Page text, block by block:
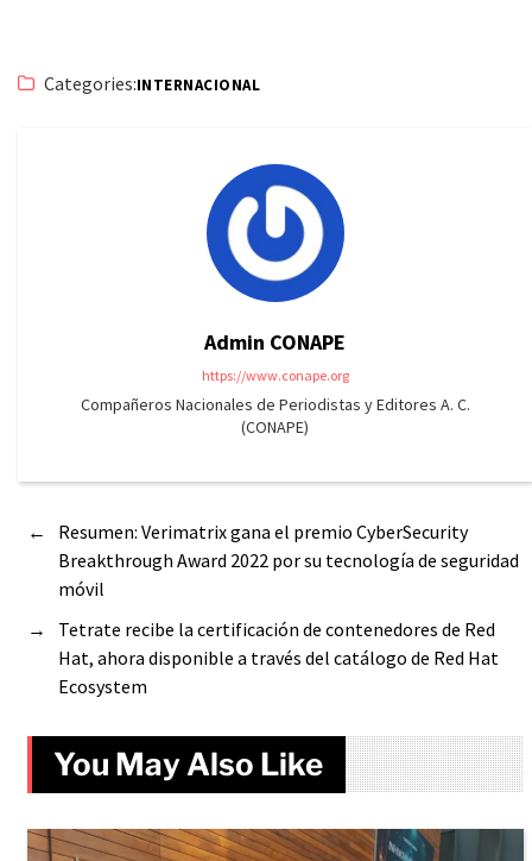
Categories:INTERNACIONAL
Admin CONAPE
https://www.conape.org
Compañeros Nacionales de Periodistas y Editores A. C.
(CONAPE)
←
Resumen: Verimatrix gana el premio CyberSecurity
Breakthrough Award 2022 por su tecnología de seguridad
móvil
→
Tetrate recibe la certificación de contenedores de Red
Hat, ahora disponible a través del catálogo de Red Hat
Ecosystem
You May Also Like